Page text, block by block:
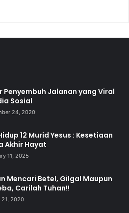
Penyembuh Jalanan yang Viral
Sosial
24, 2020
12 Murid Yesus : Kesetiaan
Akhir Hayat
11, 2025
Mencari Betel, Gilgal Maupun
Carilah Tuhan!!
21, 2020